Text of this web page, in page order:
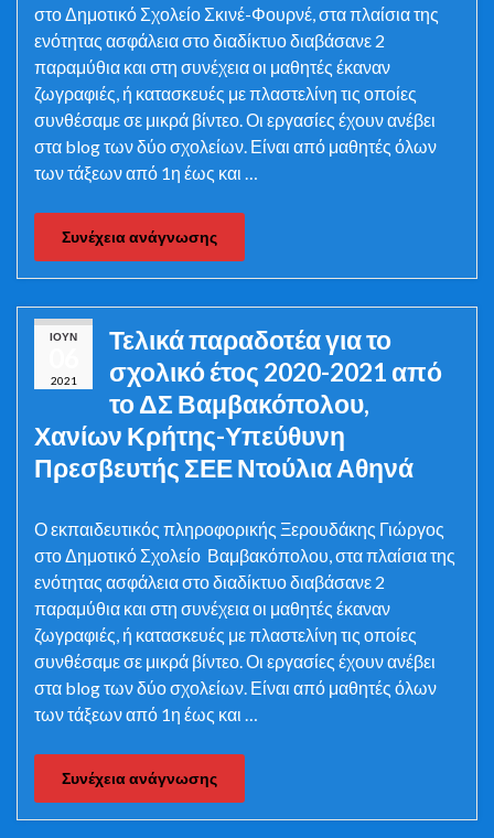
στο Δημοτικό Σχολείο Σκινέ-Φουρνέ, στα πλαίσια της
ενότητας ασφάλεια στο διαδίκτυο διαβάσανε 2
παραμύθια και στη συνέχεια οι μαθητές έκαναν
ζωγραφιές, ή κατασκευές με πλαστελίνη τις οποίες
συνθέσαμε σε μικρά βίντεο. Οι εργασίες έχουν ανέβει
στα blog των δύο σχολείων. Είναι από μαθητές όλων
των τάξεων από 1η έως και …
Συνέχεια ανάγνωσης
ΙΟΎΝ
2021
Τελικά παραδοτέα για το
σχολικό έτος 2020-2021 από
το ΔΣ Βαμβακόπολου,
Χανίων Κρήτης-Υπεύθυνη
Πρεσβευτής ΣΕΕ Ντούλια Αθηνά
Ο εκπαιδευτικός πληροφορικής Ξερουδάκης Γιώργος
στο Δημοτικό Σχολείο Βαμβακόπολου, στα πλαίσια της
ενότητας ασφάλεια στο διαδίκτυο διαβάσανε 2
παραμύθια και στη συνέχεια οι μαθητές έκαναν
ζωγραφιές, ή κατασκευές με πλαστελίνη τις οποίες
συνθέσαμε σε μικρά βίντεο. Οι εργασίες έχουν ανέβει
στα blog των δύο σχολείων. Είναι από μαθητές όλων
των τάξεων από 1η έως και …
Συνέχεια ανάγνωσης